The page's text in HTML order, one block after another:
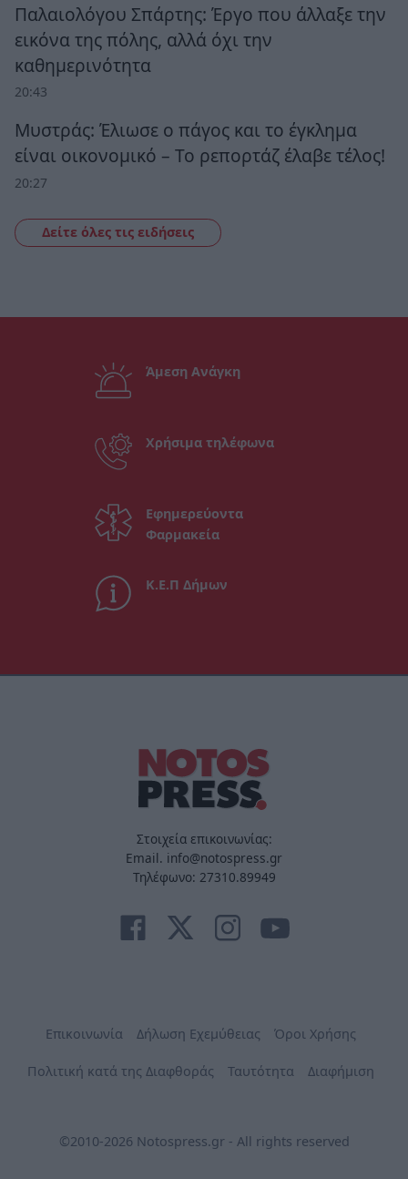
Παλαιολόγου Σπάρτης: Έργο που άλλαξε την
εικόνα της πόλης, αλλά όχι την
καθημερινότητα
20:43
Μυστράς: Έλιωσε ο πάγος και το έγκλημα
είναι οικονομικό – Το ρεπορτάζ έλαβε τέλος!
20:27
Δείτε όλες τις ειδήσεις
Άμεση Ανάγκη
Χρήσιμα τηλέφωνα
Εφημερεύοντα
Φαρμακεία
Κ.Ε.Π Δήμων
Στοιχεία επικοινωνίας:
Email. info@notospress.gr
Τηλέφωνο: 27310.89949
Επικοινωνία Δήλωση Εχεμύθειας Όροι Χρήσης
Πολιτική κατά της Διαφθοράς Ταυτότητα Διαφήμιση
©2010-2026 Notospress.gr - All rights reserved